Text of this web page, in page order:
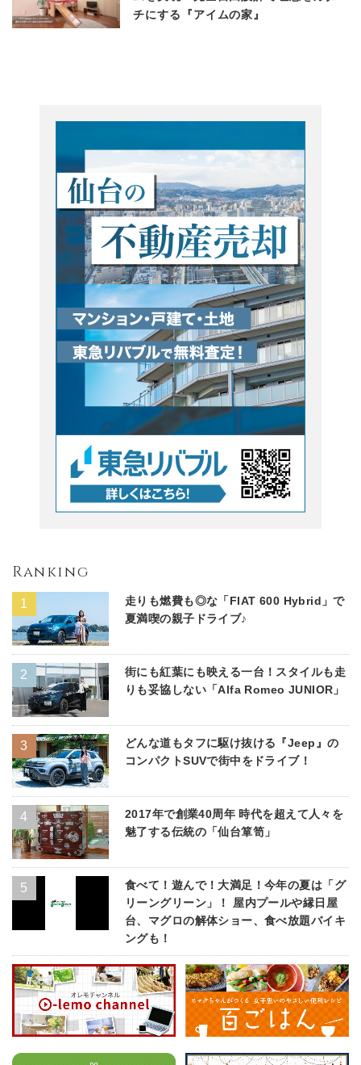
チにする『アイムの家』
Ranking
走りも燃費も◎な「FIAT 600 Hybrid」で
夏満喫の親子ドライブ♪
街にも紅葉にも映える一台！スタイルも走
りも妥協しない「Alfa Romeo JUNIOR」
どんな道もタフに駆け抜ける『Jeep』の
コンパクトSUVで街中をドライブ！
2017年で創業40周年 時代を超えて人々を
魅了する伝統の「仙台箪笥」
食べて！遊んで！大満足！今年の夏は「グ
リーングリーン」！ 屋内プールや縁日屋
台、マグロの解体ショー、食べ放題バイキ
ングも！